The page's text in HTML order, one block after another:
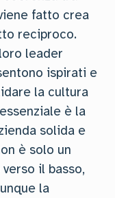
fatto crea
reciproco.
leader
ispirati e
la cultura
è la
solida e
è solo un
il basso,
la